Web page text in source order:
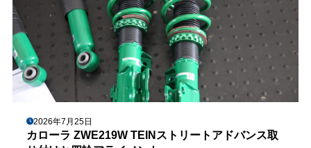
2026年7月25日
カローラ ZWE219W TEINストリートアドバンス取